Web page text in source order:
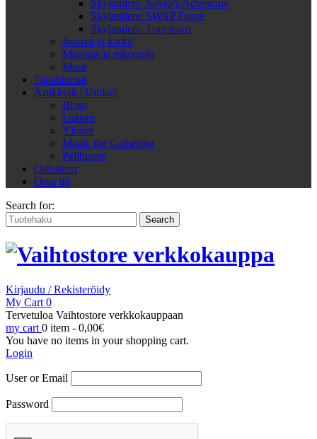
Skylanders: Spyro’s Adventure
Skylanders: SWAP Force
Skylanders: Trap team
Juomat ja karkit
Maalaus ja rakentelu
Muut
Tapahtumat
Artikkelit / Uutiset
Blogi
Uutiset
Yleiset
Magic the Gathering
Pelihuone
Ostoskori
Oma tili
Search for:
Kirjaudu / Rekisteröidy
My Cart 0
Tervetuloa Vaihtostore verkkokauppaan
my cart 0 item - 0,00€
You have no items in your shopping cart.
Login
User or Email
Password